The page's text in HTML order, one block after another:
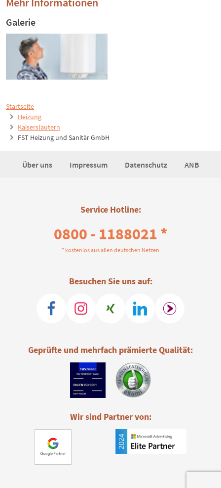
Startseite
Heizung
Kaiserslautern
FST Heizung und Sanitär GmbH
Galerie
Über uns Impressum Datenschutz ANB
Service Hotline:
0800 - 1188021 *
* kostenlos aus allen deutschen Netzen
Besuchen Sie uns auf:
Geprüfte und mehrfach prämierte Qualität:
Wir sind Partner von: